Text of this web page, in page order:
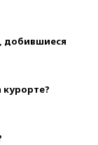
добившиеся
курорте?